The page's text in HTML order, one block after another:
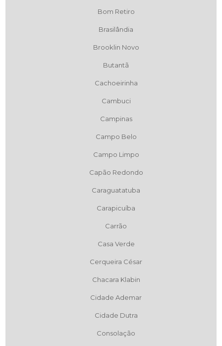
Bom Retiro
Brasilândia
Brooklin Novo
Butantã
Cachoeirinha
Cambuci
Campinas
Campo Belo
Campo Limpo
Capão Redondo
Caraguatatuba
Carapicuíba
Carrão
Casa Verde
Cerqueira César
Chacara Klabin
Cidade Ademar
Cidade Dutra
Consolação